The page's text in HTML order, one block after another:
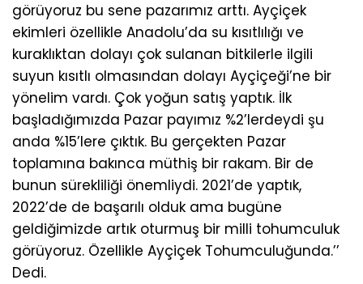
görüyoruz bu sene pazarımız arttı. Ayçiçek
ekimleri özellikle Anadolu’da su kısıtlılığı ve
kuraklıktan dolayı çok sulanan bitkilerle ilgili
suyun kısıtlı olmasından dolayı Ayçiçeği’ne bir
yönelim vardı. Çok yoğun satış yaptık. İlk
başladığımızda Pazar payımız %2’lerdeydi şu
anda %15’lere çıktık. Bu gerçekten Pazar
toplamına bakınca müthiş bir rakam. Bir de
bunun sürekliliği önemliydi. 2021’de yaptık,
2022’de de başarılı olduk ama bugüne
geldiğimizde artık oturmuş bir milli tohumculuk
görüyoruz. Özellikle Ayçiçek Tohumculuğunda.’’
Dedi.